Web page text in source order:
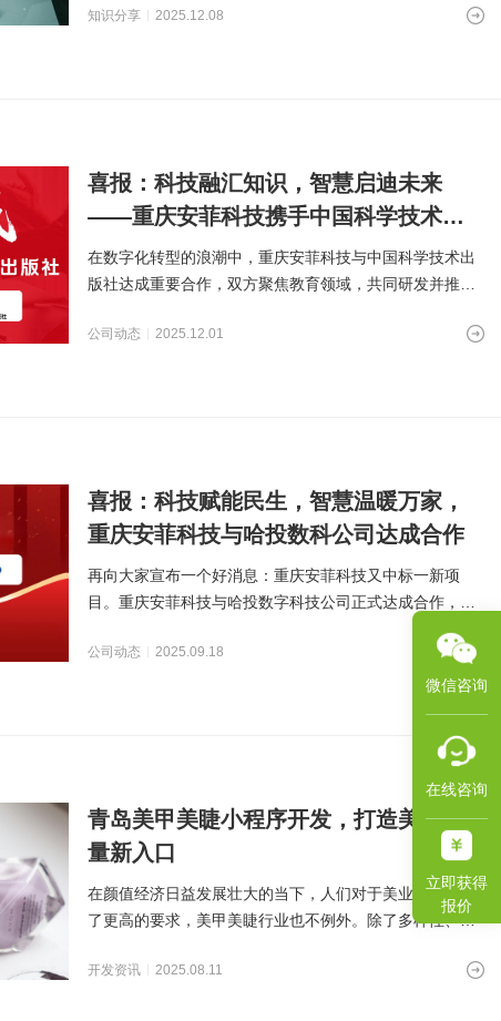
微信咨询
在线咨询
立即获得
报价
知识分享 2025.12.08
喜报：科技融汇知识，智慧启迪未来
——重庆安菲科技携手中国科学技术出
版社，共推教育数字化新篇
在数字化转型的浪潮中，重庆安菲科技与中国科学技术出
版社达成重要合作，双方聚焦教育领域，共同研发并推出
公司动态 2025.12.01
喜报：科技赋能民生，智慧温暖万家，
重庆安菲科技与哈投数科公司达成合作
再向大家宣布一个好消息：重庆安菲科技又中标一新项
目。重庆安菲科技与哈投数字科技公司正式达成合作，合
公司动态 2025.09.18
青岛美甲美睫小程序开发，打造美业流
量新入口
在颜值经济日益发展壮大的当下，人们对于美业服务提出
了更高的要求，美甲美睫行业也不例外。除了多样性、个
开发资讯 2025.08.11